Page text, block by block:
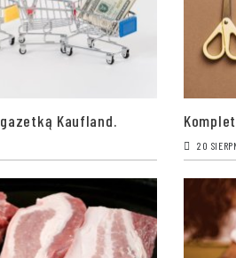
Kaufland.
20